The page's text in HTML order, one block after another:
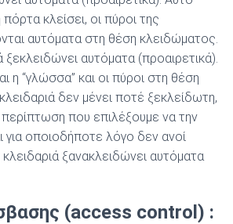
πόρτα κλείσει, οι πύροι της
αυτόµατα στη θέση κλειδώµατος.
ξεκλειδώνει αυτόµατα (προαιρετικά).
η “γλώσσα” και οι πύροι στη θέση
δεν µένει ποτέ ξεκλείδωτη,
που επιλέξουµε να την
για οποιοδήποτε λόγο δεν ανοί
ξανακλειδώνει αυτόµατα
(access control) :